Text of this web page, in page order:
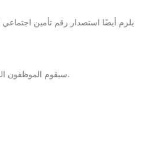
يلزم أيضًا استصدار رقم تأمين
سيقوم الموظفون المصرح لهم التابعين لمكتب السجل التجاري بالتصديق على الدفاتر القانونية التالية خلال عملية التأسيس.